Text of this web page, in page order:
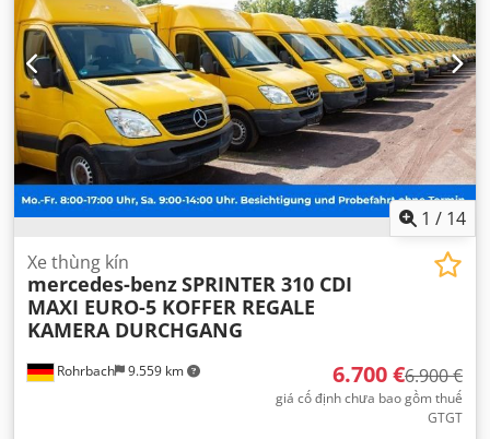
tiêu thụ nhiên liệu (kết hợp):9,8 lít/100 km , màu sắc:
vàng, cabin lái:khác, loại truyền động bánh răng:tự động,
hạng mục khí thải:Euro 5, hệ thống treo:khác, số chỗ
ngồi:2, tổng chiều dài:7.057 mm, chiều dài không gian
chứa hàng:4.380 mm, chiều rộng khoang hàng:2.000 mm,
chiều cao khoang chứa hàng:2.000 mm, Năm sản xuất:
2011, chiều cao xây dựng:2.690 mm , Thiết bị:ABS,
chương trình cân bằng điện tử (ESP), hệ thống chống
trộm (immobilizer), khóa trung tâm, kiểm soát lực kéo,
máy tính trên xe, túi khí, 1 / 14
Rohrbach 9.559 km
Xe thùng kín
mercedes-benzSPRINTER 310 CDI
MAXI EURO-5 KOFFER REGALE
KAMERA DURCHGANG
6.700 €6.900 €
giá cố định chưa bao gồm thuế
GTGT